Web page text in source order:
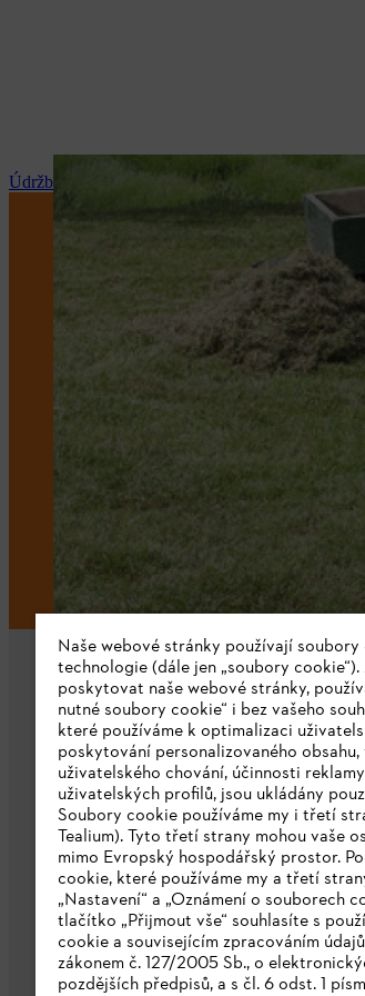
Údržba a opravy
Společnost
O nás
Stáhnout katalog
Oznamovací
Naše webové stránky používají
technologie (dále jen „soubory
poskytovat naše webové stránky,
nutné soubory cookie“ i bez vašeho
které používáme k optimalizaci
poskytování personalizovaného
uživatelského chování, účinnosti
uživatelských profilů, jsou ukládány
Soubory cookie používáme my i třetí
Tealium). Tyto třetí strany mohou vaše
mimo Evropský hospodářský prostor.
cookie, které používáme my a třetí
„Nastavení“ a „Oznámení o souborech
tlačítko „Přijmout vše“ souhlasíte s
cookie a souvisejícím zpracováním
zákonem č. 127/2005 Sb., o
pozdějších předpisů, a s čl. 6 odst. 1